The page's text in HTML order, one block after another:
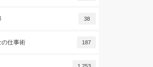
38
の仕事術 187
1,253